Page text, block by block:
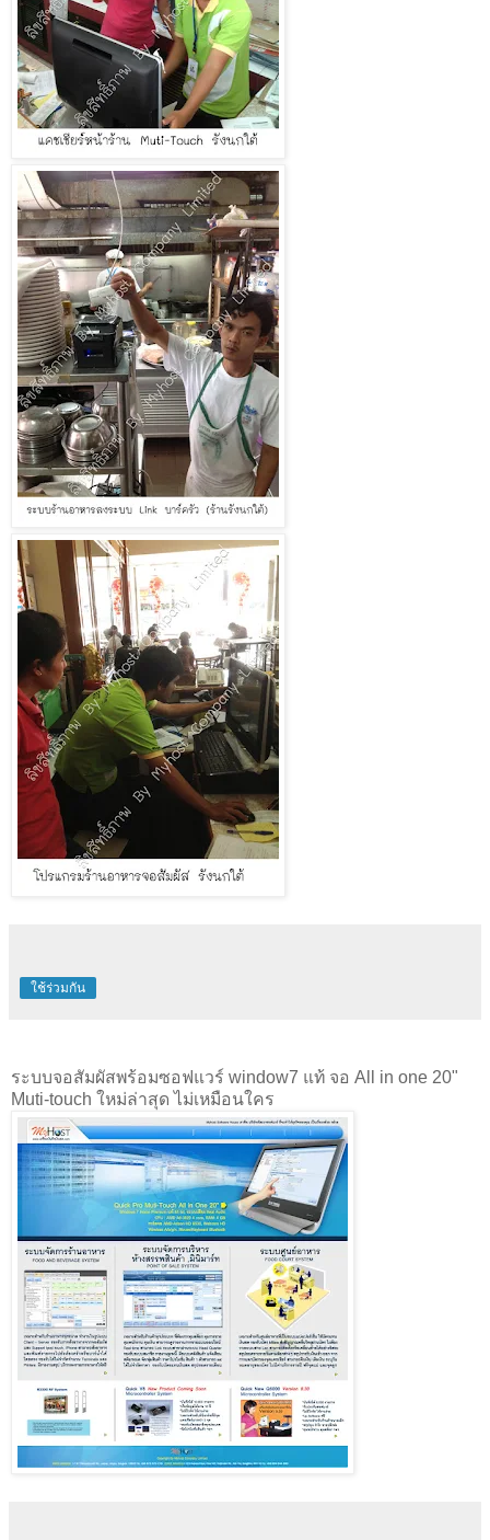
ใช้ร่วมกัน
ระบบจอสัมผัสพร้อมซอฟแวร์ window7 แท้ จอ All in one 20"
Muti-touch ใหม่ล่าสุด ไม่เหมือนใคร